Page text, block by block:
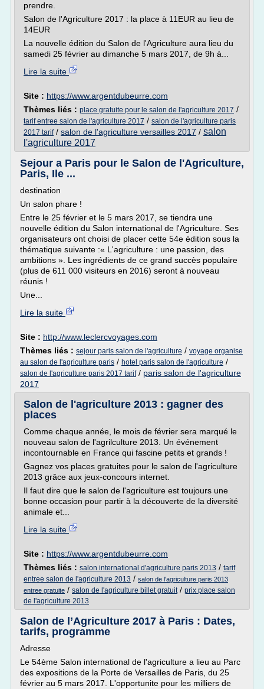
prendre.
Salon de l'Agriculture 2017 : la place à 11EUR au lieu de
14EUR
La nouvelle édition du Salon de l'Agriculture aura lieu du
samedi 25 février au dimanche 5 mars 2017, de 9h à...
Lire la suite
Site : https://www.argentdubeurre.com
Thèmes liés : place gratuite pour le salon de l'agriculture 2017 /
tarif entree salon de l'agriculture 2017 / salon de l'agriculture paris
2017 tarif/ salon de l'agriculture versailles 2017 / salon
l'agriculture 2017
Sejour a Paris pour le Salon de l'Agriculture,
Paris, Ile ...
destination
Un salon phare !
Entre le 25 février et le 5 mars 2017, se tiendra une
nouvelle édition du Salon international de l'Agriculture. Ses
organisateurs ont choisi de placer cette 54e édition sous la
thématique suivante :« L'agriculture : une passion, des
ambitions ». Les ingrédients de ce grand succès populaire
(plus de 611 000 visiteurs en 2016) seront à nouveau
réunis !
Une...
Lire la suite
Site : http://www.leclercvoyages.com
Thèmes liés : sejour paris salon de l'agriculture / voyage organise
au salon de l'agriculture paris / hotel paris salon de l'agriculture /
salon de l'agriculture paris 2017 tarif/ paris salon de l'agriculture
2017
Salon de l'agriculture 2013 : gagner des
places
Comme chaque année, le mois de février sera marqué le
nouveau salon de l'agrilculture 2013. Un événement
incontournable en France qui fascine petits et grands !
Gagnez vos places gratuites pour le salon de l'agriculture
2013 grâce aux jeux-concours internet.
Il faut dire que le salon de l'agriculture est toujours une
bonne occasion pour partir à la découverte de la diversité
animale et...
Lire la suite
Site : https://www.argentdubeurre.com
Thèmes liés : salon international d'agriculture paris 2013 / tarif
entree salon de l'agriculture 2013 / salon de l'agriculture paris 2013
entree gratuite / salon de l'agriculture billet gratuit/ prix place salon
de l'agriculture 2013
Salon de l’Agriculture 2017 à Paris : Dates,
tarifs, programme
Adresse
Le 54ème Salon international de l'agriculture a lieu au Parc
des expositions de la Porte de Versailles de Paris, du 25
février au 5 mars 2017. L'opportunite pour les milliers de